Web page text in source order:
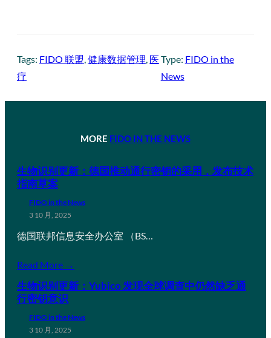
Tags: FIDO 联盟 健康数据管理 医
疗
Type: FIDO in the
News
MORE FIDO IN THE NEWS
生物识别更新：德国推动通行密钥的采用，发布技术
指南草案
FIDO in the News
3 10 月, 2025
德国联邦信息安全办公室 （BS…
Read More →
生物识别更新：Yubico 发现全球调查中仍然缺乏通
行密钥意识
FIDO in the News
3 10 月, 2025